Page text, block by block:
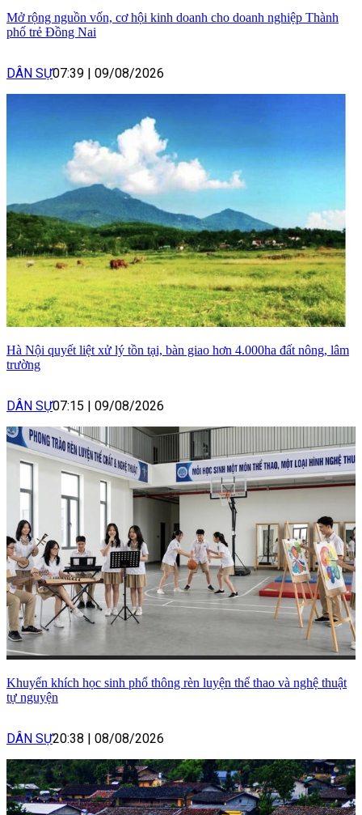
Mở rộng nguồn vốn, cơ hội kinh doanh cho doanh nghiệp Thành
phố trẻ Đồng Nai
DÂN SỰ07:39 09/08/2026
Hà Nội quyết liệt xử lý tồn tại, bàn giao hơn 4.000ha đất nông, lâm
trường
DÂN SỰ07:15 09/08/2026
Khuyến khích học sinh phổ thông rèn luyện thể thao và nghệ thuật
tự nguyện
DÂN SỰ20:38 08/08/2026